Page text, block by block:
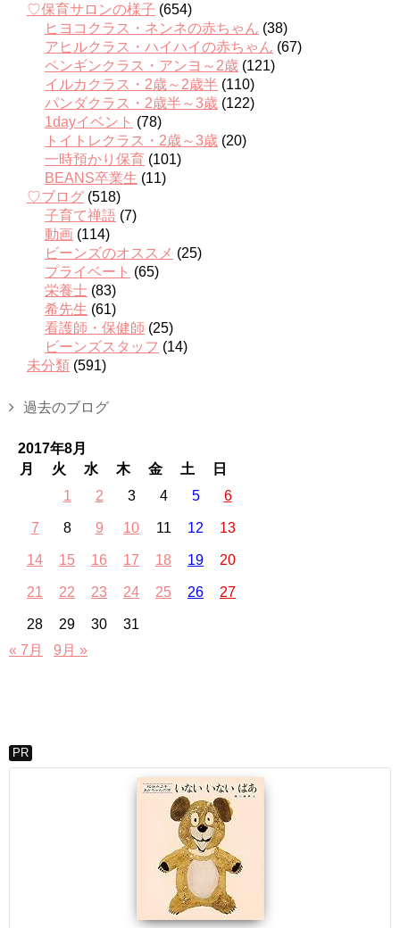
♡保育サロンの様子 (654)
ヒヨコクラス・ネンネの赤ちゃん (38)
アヒルクラス・ハイハイの赤ちゃん (67)
ペンギンクラス・アンヨ～2歳 (121)
イルカクラス・2歳～2歳半 (110)
パンダクラス・2歳半～3歳 (122)
1dayイベント (78)
トイトレクラス・2歳～3歳 (20)
一時預かり保育 (101)
BEANS卒業生 (11)
♡ブログ (518)
子育て禅語 (7)
動画 (114)
ビーンズのオススメ (25)
プライベート (65)
栄養士 (83)
希先生 (61)
看護師・保健師 (25)
ビーンズスタッフ (14)
未分類 (591)
過去のブログ
2017年8月
月
火 水 木 金 土
日
1
2 3 4 5 6
7 8 9 10 11 12 13
14 15 16 17 18 19 20
21 22 23 24 25 26 27
28 29 30
31
« 7月
9月 »
PR